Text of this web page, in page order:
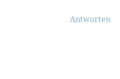
Antworten